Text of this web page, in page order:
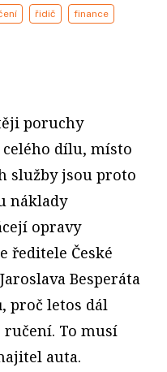
řidič finance
poruchy
dílu, místo
služby jsou proto
náklady
opravy
ředitele České
Besperáta
proč letos dál
To musí
auta.